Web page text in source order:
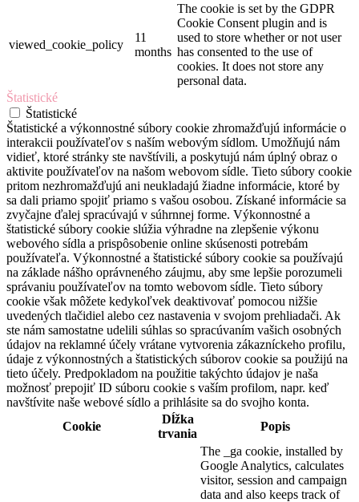
viewed_cookie_policy
11
months
The cookie is set by the GDPR
Cookie Consent plugin and is
used to store whether or not user
has consented to the use of
cookies. It does not store any
personal data.
Štatistické
Štatistické
Štatistické a výkonnostné súbory cookie zhromažďujú informácie o
interakcii používateľov s naším webovým sídlom. Umožňujú nám
vidieť, ktoré stránky ste navštívili, a poskytujú nám úplný obraz o
aktivite používateľov na našom webovom sídle. Tieto súbory cookie
pritom nezhromažďujú ani neukladajú žiadne informácie, ktoré by
sa dali priamo spojiť priamo s vašou osobou. Získané informácie sa
zvyčajne ďalej spracúvajú v súhrnnej forme. Výkonnostné a
štatistické súbory cookie slúžia výhradne na zlepšenie výkonu
webového sídla a prispôsobenie online skúsenosti potrebám
používateľa. Výkonnostné a štatistické súbory cookie sa používajú
na základe nášho oprávneného záujmu, aby sme lepšie porozumeli
správaniu používateľov na tomto webovom sídle. Tieto súbory
cookie však môžete kedykoľvek deaktivovať pomocou nižšie
uvedených tlačidiel alebo cez nastavenia v svojom prehliadači. Ak
ste nám samostatne udelili súhlas so spracúvaním vašich osobných
údajov na reklamné účely vrátane vytvorenia zákazníckeho profilu,
údaje z výkonnostných a štatistických súborov cookie sa použijú na
tieto účely. Predpokladom na použitie takýchto údajov je naša
možnosť prepojiť ID súboru cookie s vaším profilom, napr. keď
navštívite naše webové sídlo a prihlásite sa do svojho konta.
Cookie
Dĺžka
trvania
Popis
The _ga cookie, installed by
Google Analytics, calculates
visitor, session and campaign
data and also keeps track of